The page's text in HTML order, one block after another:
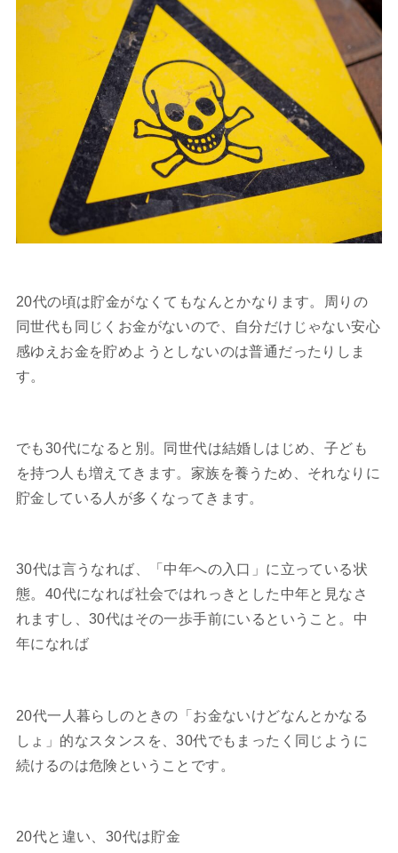
20代の頃は貯金がなくてもなんとかなります。周りの
同世代も同じくお金がないので、自分だけじゃない安心
感ゆえお金を貯めようとしないのは普通だったりしま
す。
でも30代になると別。同世代は結婚しはじめ、子ども
を持つ人も増えてきます。家族を養うため、それなりに
貯金している人が多くなってきます。
30代は言うなれば、「中年への入口」に立っている状
態。40代になれば社会ではれっきとした中年と見なさ
れますし、30代はその一歩手前にいるということ。中
年になれば
20代一人暮らしのときの「お金ないけどなんとかなる
しょ」的なスタンスを、30代でもまったく同じように
続けるのは危険ということです。
20代と違い、30代は貯金